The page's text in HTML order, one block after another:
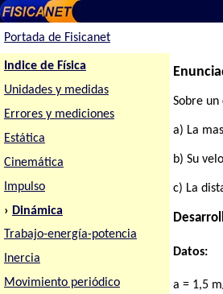
Portada de Fisicanet
Indice de Física
Unidades y medidas
Errores y mediciones
Estática
Cinemática
Impulso
› Dinámica
Trabajo-energía-potencia
Inercia
Movimiento periódico
Sobre
a) La
b) Su
c) La
Datos:
a = 1,5